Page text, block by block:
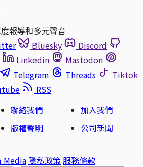
報導和多元聲音
Bluesky
Discord
Linkedin
Mastodon
Telegram Threads
Tiktok
RSS
聯絡我們
加入我們
版權聲明
公司新聞
Media 隱私政策 服務條款